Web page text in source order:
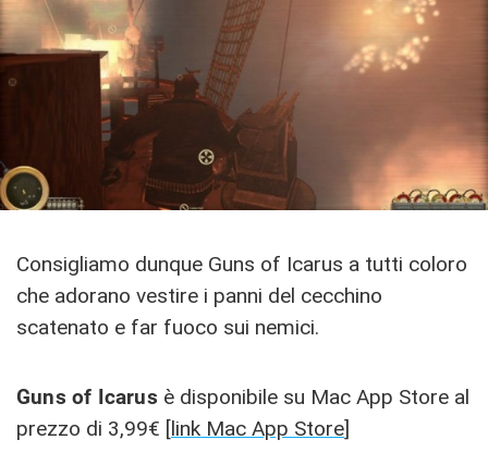
Consigliamo dunque Guns of Icarus a tutti coloro
che adorano vestire i panni del cecchino
scatenato e far fuoco sui nemici.
Guns of Icarus è disponibile su Mac App Store al
prezzo di 3,99€ [link Mac App Store]